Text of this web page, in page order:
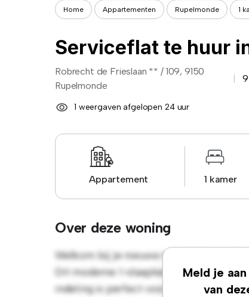
Home Appartementen Rupelmonde 1
Robrecht de Frieslaan ** / 109, 9150
Rupelmonde
1 weergaven afgelopen 24 uur
Appartement 1 kamer
Over deze woning
Meld je
van
Welkom bij je nieuwe toevluchtsoord in
Dit moderne 1-
indeling is perfect voor entertainment